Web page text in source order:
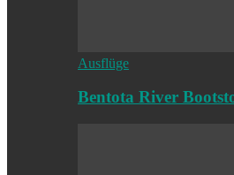
Ausflüge
Bentota River